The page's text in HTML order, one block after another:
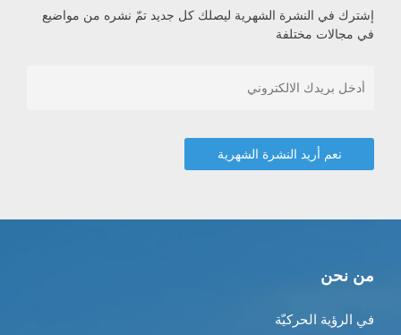
إشترك في النشرة الشهرية ليصلك كل جديد تمّ نشره من مواضيع
في مجالات مختلفة
من نحن
في الرؤية الحركيّة